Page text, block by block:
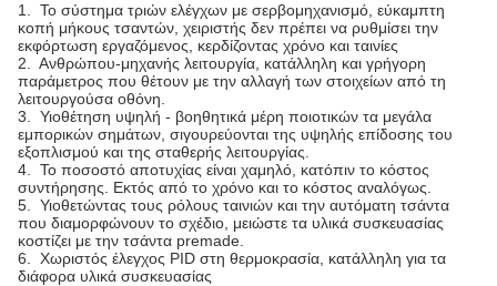
1. Το σύστημα τριών ελέγχων με σερβομηχανισμό, εύκαμπτη
κοπή μήκους τσαντών, χειριστής δεν πρέπει να ρυθμίσει την
εκφόρτωση εργαζόμενος, κερδίζοντας χρόνο και ταινίες
2. Ανθρώπου-μηχανής λειτουργία, κατάλληλη και γρήγορη
παράμετρος που θέτουν με την αλλαγή των στοιχείων από τη
λειτουργούσα οθόνη.
3. Υιοθέτηση υψηλή - βοηθητικά μέρη ποιοτικών τα μεγάλα
εμπορικών σημάτων, σιγουρεύονται της υψηλής επίδοσης του
εξοπλισμού και της σταθερής λειτουργίας.
4. Το ποσοστό αποτυχίας είναι χαμηλό, κατόπιν το κόστος
συντήρησης. Εκτός από το χρόνο και το κόστος αναλόγως.
5. Υιοθετώντας τους ρόλους ταινιών και την αυτόματη τσάντα
που διαμορφώνουν το σχέδιο, μειώστε τα υλικά συσκευασίας
κοστίζει με την τσάντα premade.
6. Χωριστός έλεγχος PID στη θερμοκρασία, κατάλληλη για τα
διάφορα υλικά συσκευασίας